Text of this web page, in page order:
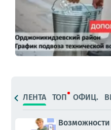
ЛЕНТА ТОП ОФИЦ.